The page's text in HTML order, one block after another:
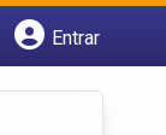
Entrar